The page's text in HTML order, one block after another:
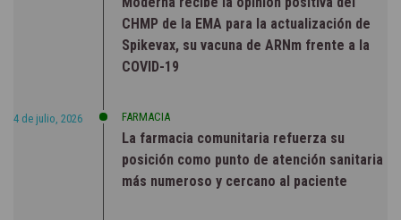
CHMP de la EMA para la actualización de
Spikevax, su vacuna de ARNm frente a la
COVID-19
4 de julio, 2026 FARMACIA
La farmacia comunitaria refuerza su
posición como punto de atención sanitaria
más numeroso y cercano al paciente